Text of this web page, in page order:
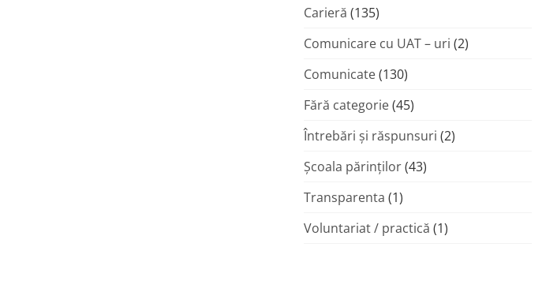
Carieră (135)
Comunicare cu UAT – uri (2)
Comunicate(130)
Fără categorie(45)
Întrebări și răspunsuri (2)
Şcoala părinţilor(43)
Transparenta (1)
Voluntariat / practică (1)